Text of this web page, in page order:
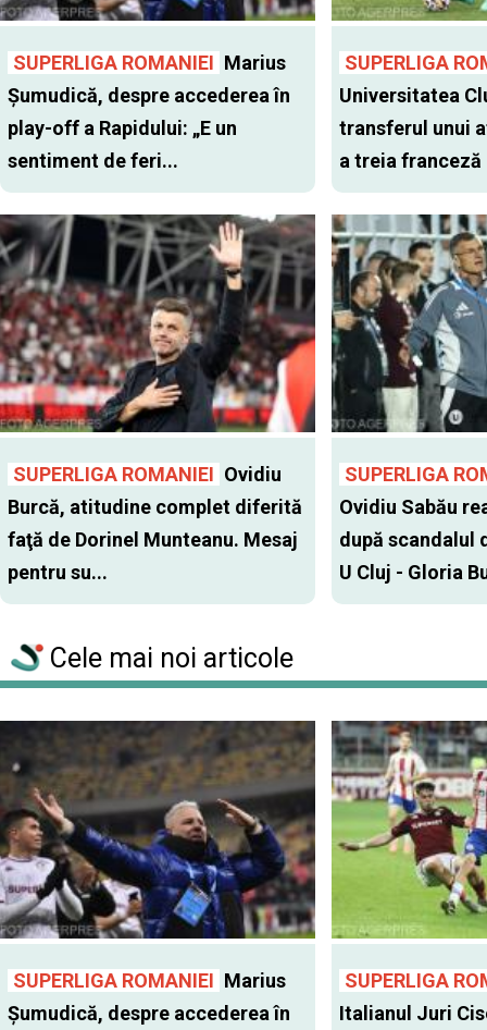
SUPERLIGA ROMANIEI Marius
Șumudică, despre accederea în
play-off a Rapidului: „E un
sentiment de feri...
SUPERLIGA
Universitatea
transferul unui
a treia franceză
SUPERLIGA ROMANIEI Ovidiu
Burcă, atitudine complet diferită
faţă de Dorinel Munteanu. Mesaj
pentru su...
SUPERLIGA
Ovidiu Sabău
după scandalul
U Cluj - Gloria
Cele mai noi articole
SUPERLIGA ROMANIEI Marius
Șumudică, despre accederea în
SUPERLIGA
Italianul Juri